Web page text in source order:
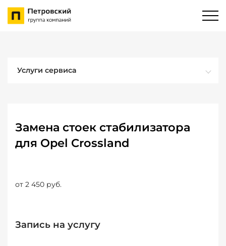
Услуги сервиса
Замена стоек стабилизатора
для Opel Crossland
от 2 450 руб.
Запись на услугу